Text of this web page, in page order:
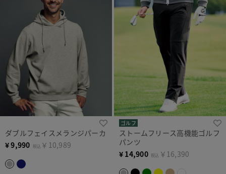
ダブルフェイスメランジパーカ
¥9,990 税込 ￥10,989
ゴルフ
ストームフリース高機能ゴルフ
パンツ
¥ 14,900 税込 ￥16,390